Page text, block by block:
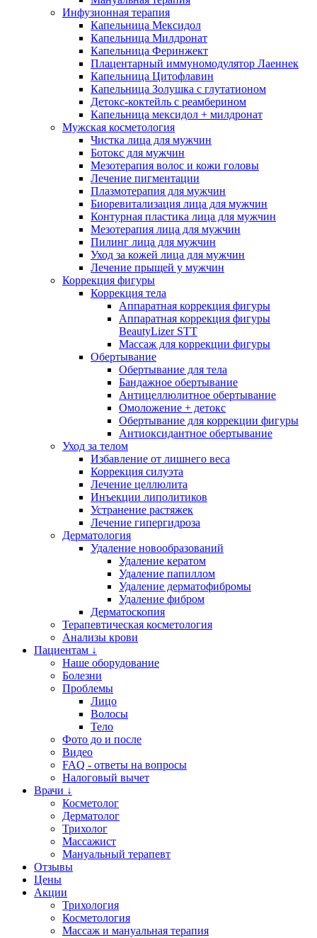
Инфузионная терапия
Капельница Мексидол
Капельница Милдронат
Капельница Феринжект
Плацентарный иммуномодулятор Лаеннек
Капельница Цитофлавин
Капельница Золушка с глутатионом
Детокс-коктейль с реамберином
Капельница мексидол + милдронат
Мужская косметология
Чистка лица для мужчин
Ботокс для мужчин
Мезотерапия волос и кожи головы
Лечение пигментации
Плазмотерапия для мужчин
Биоревитализация лица для мужчин
Контурная пластика лица для мужчин
Мезотерапия лица для мужчин
Пилинг лица для мужчин
Уход за кожей лица для мужчин
Лечение прыщей у мужчин
Коррекция фигуры
Коррекция тела
Аппаратная коррекция фигуры
Аппаратная коррекция фигуры
BeautyLizer STT
Массаж для коррекции фигуры
Обертывание
Обертывание для тела
Бандажное обертывание
Антицеллюлитное обертывание
Омоложение + детокс
Обертывание для коррекции фигуры
Антиоксидантное обертывание
Уход за телом
Избавление от лишнего веса
Коррекция силуэта
Лечение целлюлита
Инъекции липолитиков
Устранение растяжек
Лечение гипергидроза
Дерматология
Удаление новообразований
Удаление кератом
Удаление папиллом
Удаление дерматофибромы
Удаление фибром
Дерматоскопия
Терапевтическая косметология
Анализы крови
Пациентам ↓
Наше оборудование
Болезни
Проблемы
Лицо
Волосы
Тело
Фото до и после
Видео
FAQ - ответы на вопросы
Налоговый вычет
Врачи ↓
Косметолог
Дерматолог
Трихолог
Массажист
Мануальный терапевт
Отзывы
Цены
Акции
Трихология
Косметология
Массаж и мануальная терапия